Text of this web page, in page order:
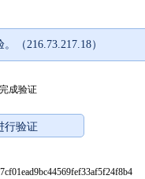
（216.73.217.18）
成验证